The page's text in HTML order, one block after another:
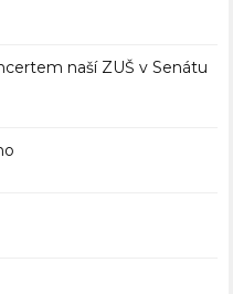
naší ZUŠ v Senátu